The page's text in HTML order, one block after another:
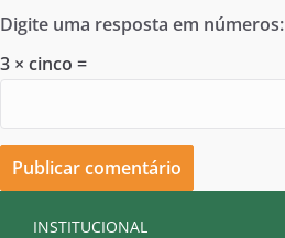
Digite uma resposta em números:
3 × cinco =
INSTITUCIONAL